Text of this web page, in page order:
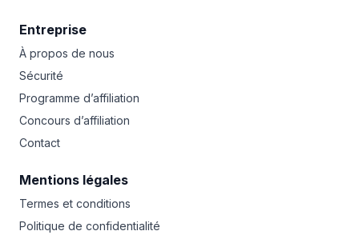
Entreprise
À propos de nous
Sécurité
Programme d’affiliation
Concours d’affiliation
Contact
Mentions légales
Termes et conditions
Politique de confidentialité